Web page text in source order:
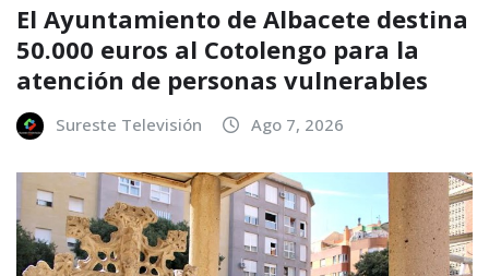
El Ayuntamiento de Albacete destina
50.000 euros al Cotolengo para la
atención de personas vulnerables
Sureste Televisión Ago 7, 2026